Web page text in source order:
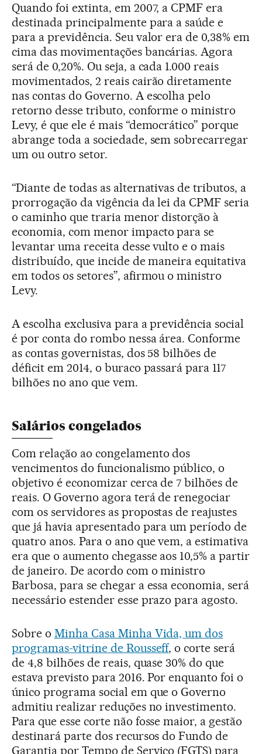
Quando foi extinta, em 2007, a CPMF era
destinada principalmente para a saúde e
para a previdência. Seu valor era de 0,38% em
cima das movimentações bancárias. Agora
será de 0,20%. Ou seja, a cada 1.000 reais
movimentados, 2 reais cairão diretamente
nas contas do Governo. A escolha pelo
retorno desse tributo, conforme o ministro
Levy, é que ele é mais “democrático” porque
abrange toda a sociedade, sem sobrecarregar
um ou outro setor.
“Diante de todas as alternativas de tributos, a
prorrogação da vigência da lei da CPMF seria
o caminho que traria menor distorção à
economia, com menor impacto para se
levantar uma receita desse vulto e o mais
distribuído, que incide de maneira equitativa
em todos os setores”, afirmou o ministro
Levy.
A escolha exclusiva para a previdência social
é por conta do rombo nessa área. Conforme
as contas governistas, dos 58 bilhões de
déficit em 2014, o buraco passará para 117
bilhões no ano que vem.
Salários congelados
Com relação ao congelamento dos
vencimentos do funcionalismo público, o
objetivo é economizar cerca de 7 bilhões de
reais. O Governo agora terá de renegociar
com os servidores as propostas de reajustes
que já havia apresentado para um período de
quatro anos. Para o ano que vem, a estimativa
era que o aumento chegasse aos 10,5% a partir
de janeiro. De acordo com o ministro
Barbosa, para se chegar a essa economia, será
necessário estender esse prazo para agosto.
Sobre o Minha Casa Minha Vida, um dos
programas-vitrine de Rousseff, o corte será
de 4,8 bilhões de reais, quase 30% do que
estava previsto para 2016. Por enquanto foi o
único programa social em que o Governo
admitiu realizar reduções no investimento.
Para que esse corte não fosse maior, a gestão
destinará parte dos recursos do Fundo de
Garantia por Tempo de Serviço (FGTS) para